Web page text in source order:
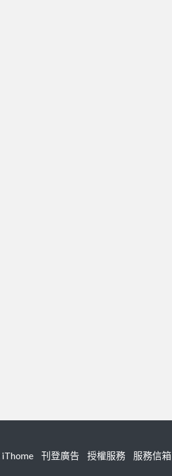
iThome 刊登廣告 授權服務 服務信箱